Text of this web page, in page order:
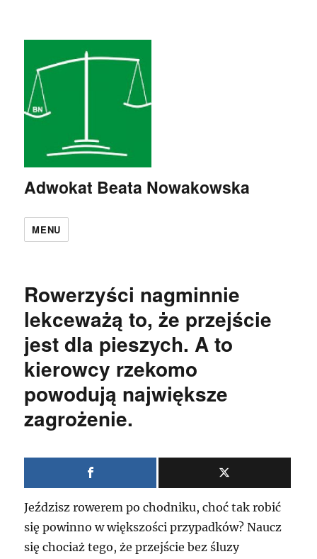
Adwokat Beata Nowakowska
MENU
Rowerzyści nagminnie
lekceważą to, że przejście
jest dla pieszych. A to
kierowcy rzekomo
powodują największe
zagrożenie.
Jeździsz rowerem po chodniku, choć tak robić
się powinno w większości przypadków? Naucz
się chociaż tego, że przejście bez śluzy